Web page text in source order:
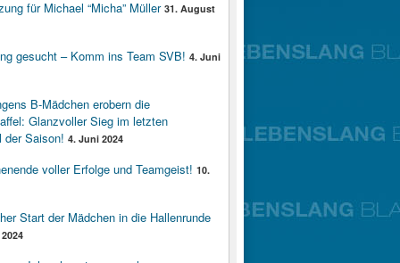
für Michael “Micha” Müller 31. August
gesucht – Komm ins Team SVB! 4. Juni
B-Mädchen erobern die
Glanzvoller Sieg im letzten
der Saison! 4. Juni 2024
voller Erfolge und Teamgeist! 10.
Start der Mädchen in die Hallenrunde